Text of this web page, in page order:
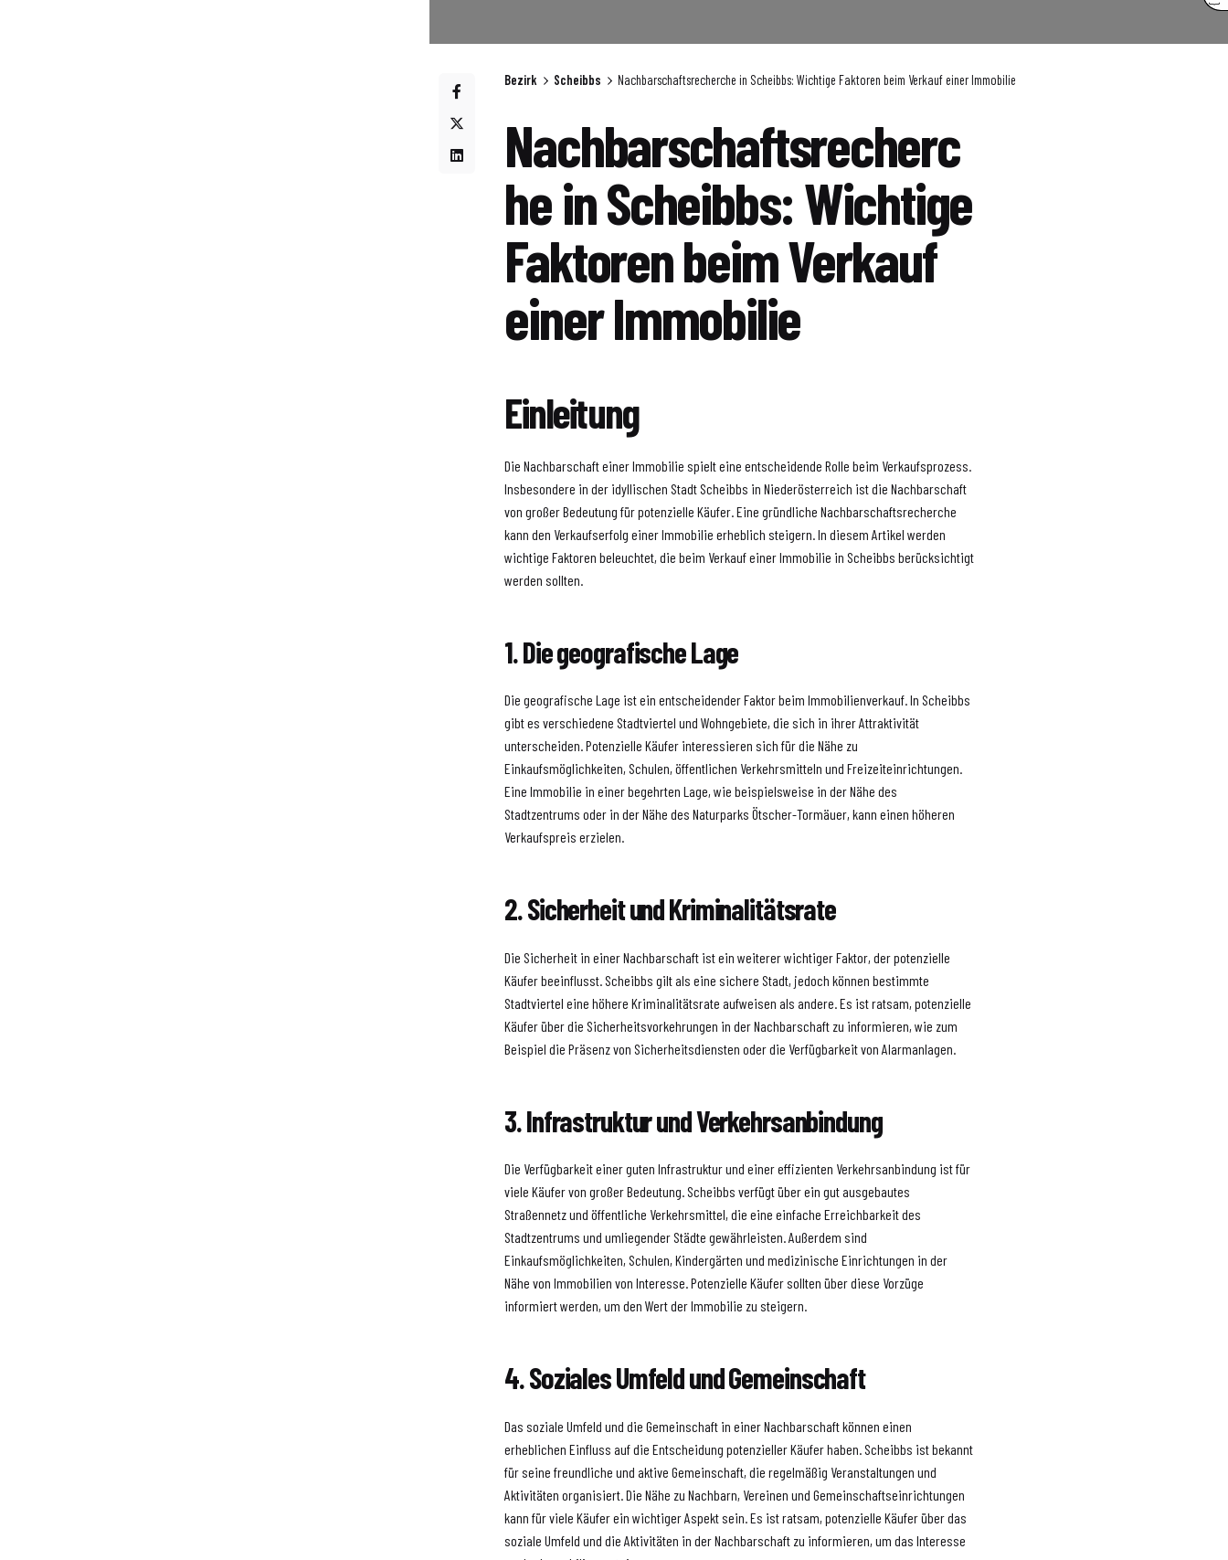
Bezirk Scheibbs Nachbarschaftsrecherche in Scheibbs: Wichtige Faktoren beim Verkauf einer Immobilie
Nachbarschaftsrecherc
he in Scheibbs: Wichtige
Faktoren beim Verkauf
einer Immobilie
Einleitung
Die Nachbarschaft einer Immobilie spielt eine entscheidende Rolle beim Verkaufsprozess.
Insbesondere in der idyllischen Stadt Scheibbs in Niederösterreich ist die Nachbarschaft
von großer Bedeutung für potenzielle Käufer. Eine gründliche Nachbarschaftsrecherche
kann den Verkaufserfolg einer Immobilie erheblich steigern. In diesem Artikel werden
wichtige Faktoren beleuchtet, die beim Verkauf einer Immobilie in Scheibbs berücksichtigt
werden sollten.
1. Die geografische Lage
Die geografische Lage ist ein entscheidender Faktor beim Immobilienverkauf. In Scheibbs
gibt es verschiedene Stadtviertel und Wohngebiete, die sich in ihrer Attraktivität
unterscheiden. Potenzielle Käufer interessieren sich für die Nähe zu
Einkaufsmöglichkeiten, Schulen, öffentlichen Verkehrsmitteln und Freizeiteinrichtungen.
Eine Immobilie in einer begehrten Lage, wie beispielsweise in der Nähe des
Stadtzentrums oder in der Nähe des Naturparks Ötscher-Tormäuer, kann einen höheren
Verkaufspreis erzielen.
2. Sicherheit und Kriminalitätsrate
Die Sicherheit in einer Nachbarschaft ist ein weiterer wichtiger Faktor, der potenzielle
Käufer beeinflusst. Scheibbs gilt als eine sichere Stadt, jedoch können bestimmte
Stadtviertel eine höhere Kriminalitätsrate aufweisen als andere. Es ist ratsam, potenzielle
Käufer über die Sicherheitsvorkehrungen in der Nachbarschaft zu informieren, wie zum
Beispiel die Präsenz von Sicherheitsdiensten oder die Verfügbarkeit von Alarmanlagen.
3. Infrastruktur und Verkehrsanbindung
Die Verfügbarkeit einer guten Infrastruktur und einer effizienten Verkehrsanbindung ist für
viele Käufer von großer Bedeutung. Scheibbs verfügt über ein gut ausgebautes
Straßennetz und öffentliche Verkehrsmittel, die eine einfache Erreichbarkeit des
Stadtzentrums und umliegender Städte gewährleisten. Außerdem sind
Einkaufsmöglichkeiten, Schulen, Kindergärten und medizinische Einrichtungen in der
Nähe von Immobilien von Interesse. Potenzielle Käufer sollten über diese Vorzüge
informiert werden, um den Wert der Immobilie zu steigern.
4. Soziales Umfeld und Gemeinschaft
Das soziale Umfeld und die Gemeinschaft in einer Nachbarschaft können einen
erheblichen Einfluss auf die Entscheidung potenzieller Käufer haben. Scheibbs ist bekannt
für seine freundliche und aktive Gemeinschaft, die regelmäßig Veranstaltungen und
Aktivitäten organisiert. Die Nähe zu Nachbarn, Vereinen und Gemeinschaftseinrichtungen
kann für viele Käufer ein wichtiger Aspekt sein. Es ist ratsam, potenzielle Käufer über das
soziale Umfeld und die Aktivitäten in der Nachbarschaft zu informieren, um das Interesse